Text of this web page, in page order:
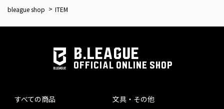
bleague shop ITEM
B.LEAGUE
OFFICIAL ONLINE SHOP
すべての商品
文具・その他